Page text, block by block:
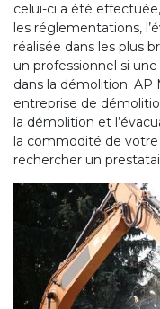
celui-ci a été
les réglementations,
réalisée dans les plus
un professionnel si
dans la démolition.
entreprise de
la démolition et
la commodité de votre
rechercher un